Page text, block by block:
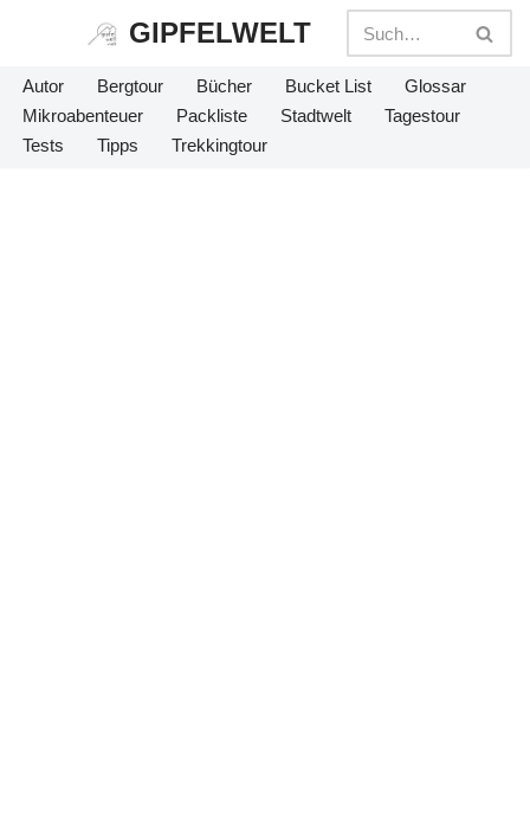
Inhalt
springen
GIPFELWELT
Autor Bergtour Bücher Bucket List
Glossar
Mikroabenteuer
Packliste Stadtwelt
Tagestour
Tests
Tipps Trekkingtour